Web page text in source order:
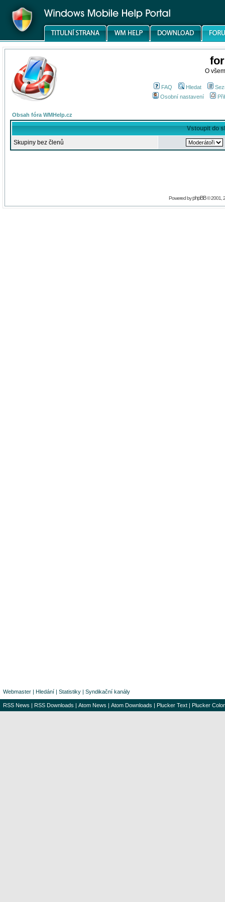
O
FAQ Hledat
Osobní nastavení
Obsah fóra WMHelp.cz
Vstoupit do
Skupiny bez členů
Powered byphpBB© 2001,
Webmaster | Hledání | Statistiky | Syndikační kanály
RSS News | RSS Downloads | Atom News | Atom Downloads | Plucker Text | Plucker Color